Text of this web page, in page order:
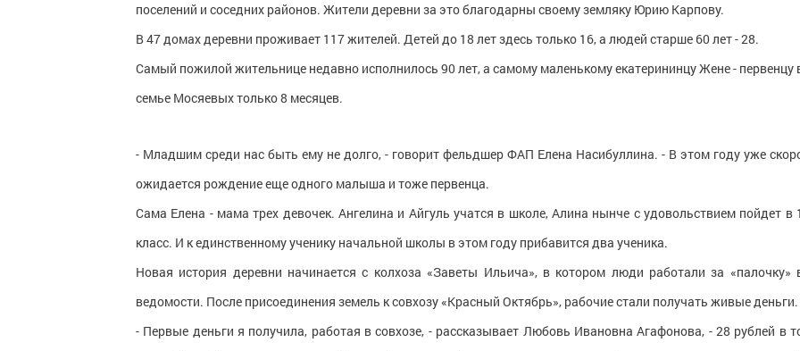
поселений и соседних районов. Жители деревни за это благодарны своему земляку Юрию Карпову.
В 47 домах деревни проживает 117 жителей. Детей до 18 лет здесь только 16, а людей старше 60 лет - 28.
Самый пожилой жительнице недавно исполнилось 90 лет, а самому маленькому екатерининцу Жене - первенцу
семье Мосяевых только 8 месяцев.
- Младшим среди нас быть ему не долго, - говорит фельдшер ФАП Елена Насибуллина. - В этом году уже
ожидается рождение еще одного малыша и тоже первенца.
Сама Елена - мама трех девочек. Ангелина и Айгуль учатся в школе, Алина нынче с удовольствием пойдет в 1
класс. И к единственному ученику начальной школы в этом году прибавится два ученика.
Новая история деревни начинается с колхоза «Заветы Ильича», в котором люди работали за «палочку»
ведомости. После присоединения земель к совхозу «Красный Октябрь», рабочие стали получать живые деньги.
- Первые деньги я получила, работая в совхозе, - рассказывает Любовь Ивановна Агафонова, - 28 рублей в